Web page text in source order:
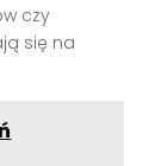
czy
się na